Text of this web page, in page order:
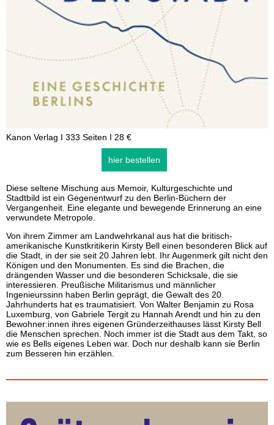
Kanon Verlag I 333 Seiten I 28 €
hier bestellen
Diese seltene Mischung aus Memoir, Kulturgeschichte und
Stadtbild ist ein Gegenentwurf zu den Berlin-Büchern der
Vergangenheit. Eine elegante und bewegende Erinnerung an eine
verwundete Metropole.
Von ihrem Zimmer am Landwehrkanal aus hat die britisch-
amerikanische Kunstkritikerin Kirsty Bell einen besonderen Blick auf
die Stadt, in der sie seit 20 Jahren lebt. Ihr Augenmerk gilt nicht den
Königen und den Monumenten. Es sind die Brachen, die
drängenden Wasser und die besonderen Schicksale, die sie
interessieren. Preußische Militarismus und männlicher
Ingenieurssinn haben Berlin geprägt, die Gewalt des 20.
Jahrhunderts hat es traumatisiert. Von Walter Benjamin zu Rosa
Luxemburg, von Gabriele Tergit zu Hannah Arendt und hin zu den
Bewohner:innen ihres eigenen Gründerzeithauses lässt Kirsty Bell
die Menschen sprechen. Noch immer ist die Stadt aus dem Takt, so
wie es Bells eigenes Leben war. Doch nur deshalb kann sie Berlin
zum Besseren hin erzählen.